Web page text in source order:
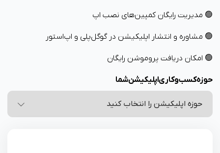
🟢 مدیریت رایگان کمپین‌های نصب اپ
🟢 مشاوره و انتشار اپلیکیشن در گوگل‌پلی و اپ‌استور
🟢 امکان دریافت پروموشن رایگان
حوزه کسب و کاری اپلیکیشن شما